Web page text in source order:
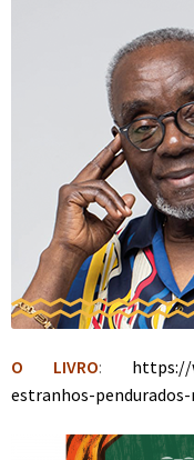
O LIVRO: https://
estranhos-